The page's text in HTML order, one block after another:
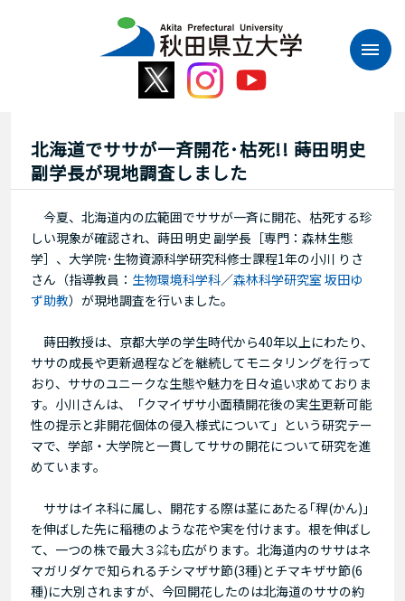
北海道でササが一斉開花･枯死!! 蒔田明史
副学長が現地調査しました
今夏、北海道内の広範囲でササが一斉に開花、枯死する珍
しい現象が確認され、蒔田 明史 副学長［専門：森林生態
学］、大学院･生物資源科学研究科修士課程1年の小川 りさ
さん（指導教員： 生物環境科学科／森林科学研究室 坂田ゆ
ず助教）が現地調査を行いました。
蒔田教授は、京都大学の学生時代から40年以上にわたり、
ササの成長や更新過程などを継続してモニタリングを行って
おり、ササのユニークな生態や魅力を日々追い求めておりま
す。小川さんは、「クマイザサ小面積開花後の実生更新可能
性の提示と非開花個体の侵入様式について」という研究テー
マで、学部・大学院と一貫してササの開花について研究を進
めています。
ササはイネ科に属し、開花する際は茎にあたる｢稈(かん)｣
を伸ばした先に稲穂のような花や実を付けます。根を伸ばし
て、一つの株で最大３㌶も広がります。北海道内のササはネ
マガリダケで知られるチシマザサ節(3種)とチマキザサ節(6
種)に大別されますが、今回開花したのは北海道のササの約